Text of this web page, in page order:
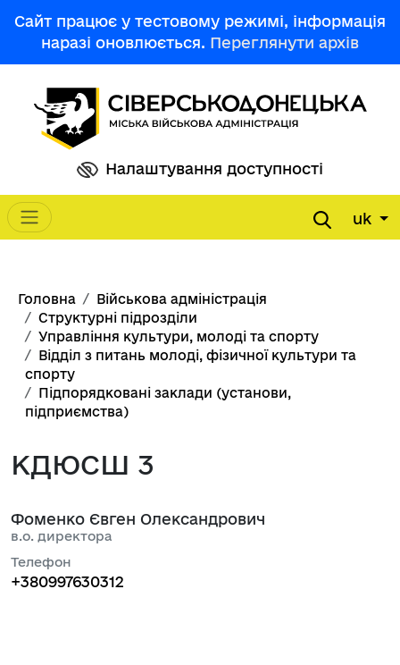
Сайт працює у тестовому режимі, інформація
наразі оновлюється. Переглянути архів
Налаштування доступності
Main navigation uk
Рядок навіґації
Головна
Військова адміністрація
Структурні підрозділи
Управління культури, молоді та спорту
Відділ з питань молоді, фізичної культури та
спорту
Підпорядковані заклади (установи,
підприємства)
КДЮСШ 3
Фоменко Євген Олександрович
в.о. директора
Телефон
+380997630312